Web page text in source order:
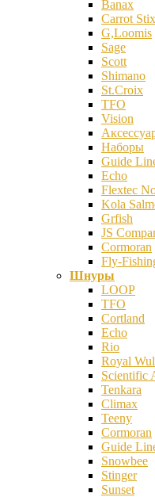
Banax
Carrot Stix
G,Loomis
Sage
Scott
Shimano
St.Croix
TFO
Vision
Наборы
Guide
Echo
Flextec
Kola
Grfish
JS
Cormoran
Fly-
Шнуры
LOOP
TFO
Cortland
Echo
Rio
Royal
Scientific
Tenkara
Climax
Teeny
Cormoran
Guide
Snowbee
Stinger
Sunset